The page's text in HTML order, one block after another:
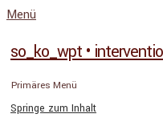
Menü
so_ko_wpt •
Primäres Menü
Springe zum Inhalt